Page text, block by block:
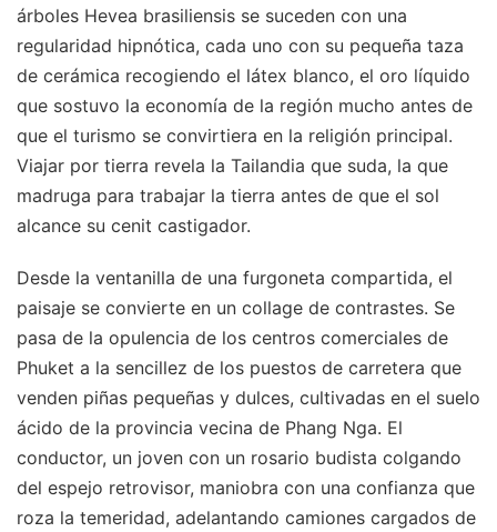
árboles Hevea brasiliensis se suceden con una
regularidad hipnótica, cada uno con su pequeña taza
de cerámica recogiendo el látex blanco, el oro líquido
que sostuvo la economía de la región mucho antes de
que el turismo se convirtiera en la religión principal.
Viajar por tierra revela la Tailandia que suda, la que
madruga para trabajar la tierra antes de que el sol
alcance su cenit castigador.
Desde la ventanilla de una furgoneta compartida, el
paisaje se convierte en un collage de contrastes. Se
pasa de la opulencia de los centros comerciales de
Phuket a la sencillez de los puestos de carretera que
venden piñas pequeñas y dulces, cultivadas en el suelo
ácido de la provincia vecina de Phang Nga. El
conductor, un joven con un rosario budista colgando
del espejo retrovisor, maniobra con una confianza que
roza la temeridad, adelantando camiones cargados de